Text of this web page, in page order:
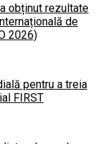
obținut rezultate
de
2026)
pentru a treia
FIRST